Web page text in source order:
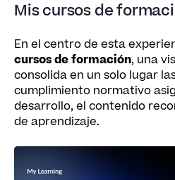
Mis cursos de
En el centro de esta
cursos de formación, una
consolida en un solo lugar
cumplimiento normativo
desarrollo, el contenido
de aprendizaje.